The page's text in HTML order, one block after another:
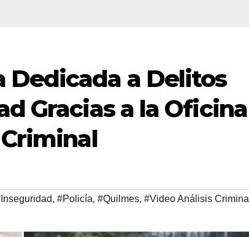
Dedicada a Delitos
Gracias a la Oficina
, #Policía, #Quilmes, #Video Análisis Criminal